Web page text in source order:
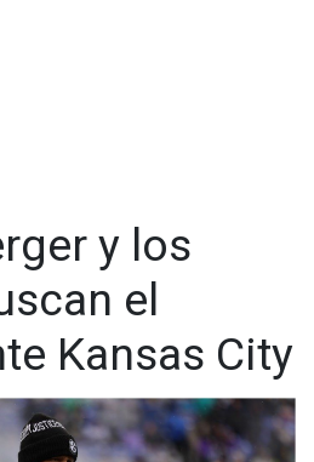
y los
el
Kansas City